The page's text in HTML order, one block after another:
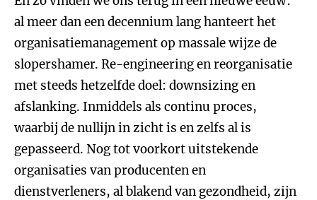
al meer dan een decennium lang hanteert het
organisatiemanagement op massale wijze de
slopershamer. Re-engineering en reorganisatie
met steeds hetzelfde doel: downsizing en
afslanking. Inmiddels als continu proces,
waarbij de nullijn in zicht is en zelfs al is
gepasseerd. Nog tot voorkort uitstekende
organisaties van producenten en
dienstverleners, al blakend van gezondheid, zijn